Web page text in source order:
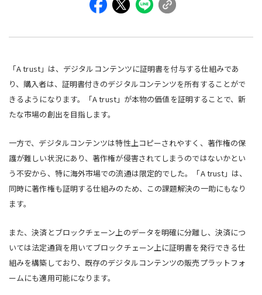
「A trust」は、デジタルコンテンツに証明書を付与する仕組みであ
り、購入者は、証明書付きのデジタルコンテンツを所有することがで
きるようになります。「A trust」が本物の価値を証明することで、新
たな市場の創出を目指します。
一方で、デジタルコンテンツは特性上コピーされやすく、著作権の保
護が難しい状況にあり、著作権が侵害されてしまうのではないかとい
う不安から、特に海外市場での流通は限定的でした。「A trust」は、
同時に著作権も証明する仕組みのため、この課題解決の一助にもなり
ます。
また、決済とブロックチェーン上のデータを明確に分離し、決済につ
いては法定通貨を用いてブロックチェーン上に証明書を発行できる仕
組みを構築しており、既存のデジタルコンテンツの販売プラットフォ
ームにも適用可能になります。